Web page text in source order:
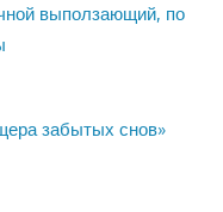
выползающий, по
забытых снов»